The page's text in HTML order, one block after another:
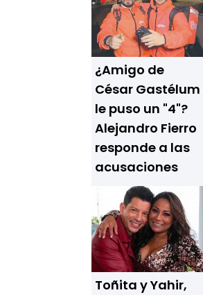
¿Amigo de
César Gastélum
le puso un "4"?
Alejandro Fierro
responde a las
acusaciones
Toñita y Yahir,